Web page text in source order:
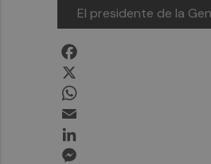
El presidente de la